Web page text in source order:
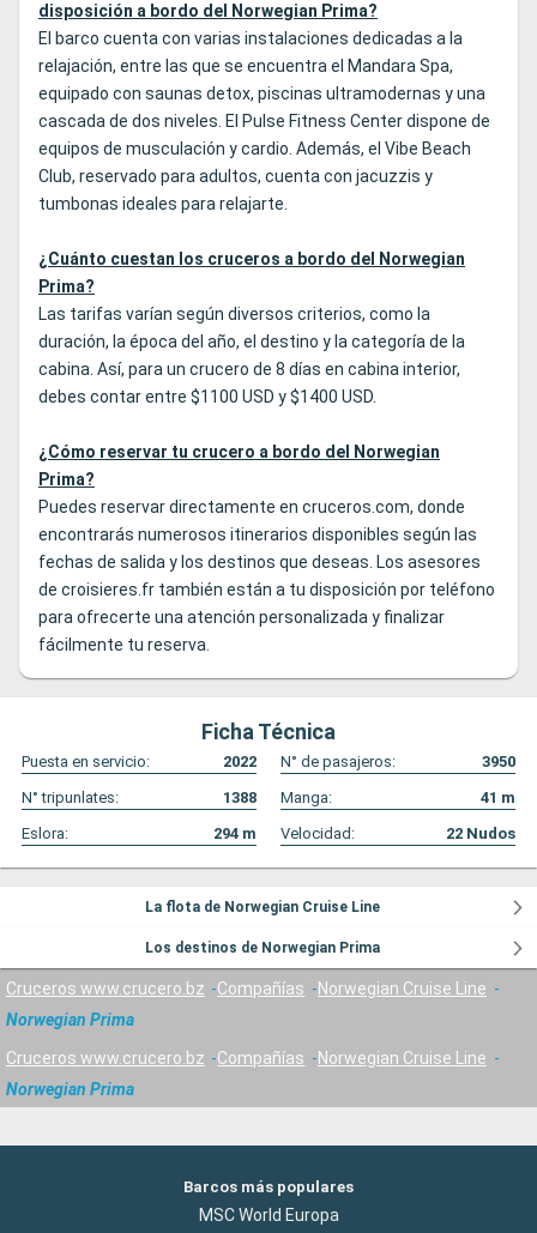
disposición a bordo del Norwegian Prima?
El barco cuenta con varias instalaciones dedicadas a la
relajación, entre las que se encuentra el Mandara Spa,
equipado con saunas detox, piscinas ultramodernas y una
cascada de dos niveles. El Pulse Fitness Center dispone de
equipos de musculación y cardio. Además, el Vibe Beach
Club, reservado para adultos, cuenta con jacuzzis y
tumbonas ideales para relajarte.
¿Cuánto cuestan los cruceros a bordo del Norwegian
Prima?
Las tarifas varían según diversos criterios, como la
duración, la época del año, el destino y la categoría de la
cabina. Así, para un crucero de 8 días en cabina interior,
debes contar entre $1100 USD y $1400 USD.
¿Cómo reservar tu crucero a bordo del Norwegian
Prima?
Puedes reservar directamente en cruceros.com, donde
encontrarás numerosos itinerarios disponibles según las
fechas de salida y los destinos que deseas. Los asesores
de croisieres.fr también están a tu disposición por teléfono
para ofrecerte una atención personalizada y finalizar
fácilmente tu reserva.
Ficha Técnica
Puesta en servicio: 2022 N° de pasajeros:
3950
N° tripunlates:
1388 Manga: 41 m
Eslora:
294 m Velocidad: 22 Nudos
La flota de Norwegian Cruise Line
Los destinos de Norwegian Prima
Cruceros www.crucero.bz Compañías
Norwegian Cruise Line
Norwegian Prima
Cruceros www.crucero.bz Compañías
Norwegian Cruise Line
Norwegian Prima
Barcos más populares
MSC World Europa